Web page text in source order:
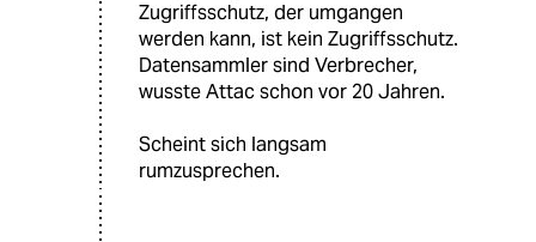
Zugriffsschutz, der umgangen
werden kann, ist kein Zugriffsschutz.
Datensammler sind Verbrecher,
wusste Attac schon vor 20 Jahren.
Scheint sich langsam
rumzusprechen.